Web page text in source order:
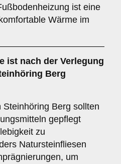
ist eine
Wärme im
ist nach der Verlegung
Berg
Steinhöring Berg sollten
gepflegt
zu
Natursteinfliesen
um